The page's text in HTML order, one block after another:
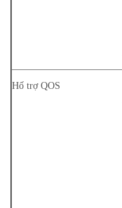
Hố trợ QOS